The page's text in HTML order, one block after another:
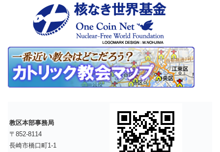
教区本部事務局
〒852-8114
長崎市橋口町1-1